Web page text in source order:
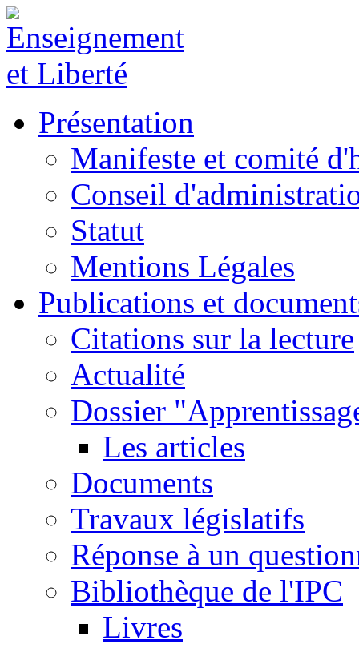
Présentation
Manifeste et comité
Conseil
Statut
Mentions Légales
Publications et
Citations sur la lecture
Actualité
Dossier
Les articles
Documents
Travaux législatifs
Réponse à un
Bibliothèque de l'IPC
Livres